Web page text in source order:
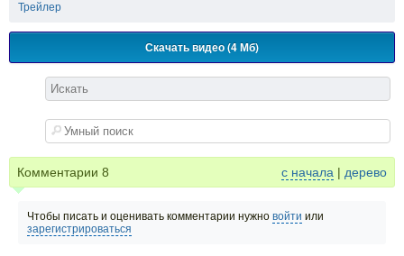
Трейлер
Скачать видео (4 Мб)
Комментарии 8 с начала | дерево
Чтобы писать и оценивать комментарии нужно войти или
зарегистрироваться